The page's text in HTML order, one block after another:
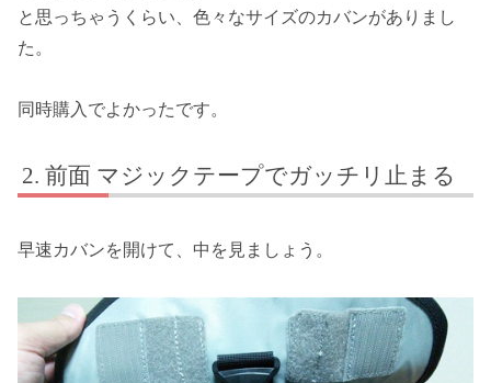
と思っちゃうくらい、色々なサイズのカバンがありまし
た。
同時購入でよかったです。
前面 マジックテープでガッチリ止まる
早速カバンを開けて、中を見ましょう。